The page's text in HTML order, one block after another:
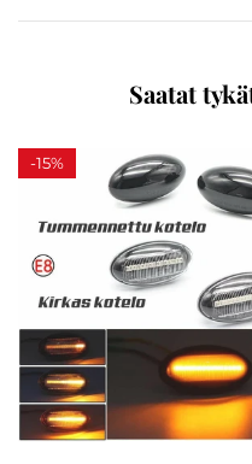
Saatat
-15%